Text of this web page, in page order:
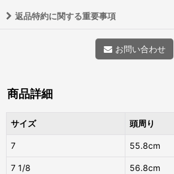
返品特約に関する重要事項
お問い合わせ
商品詳細
サイズ 頭周り
7 55.8cm
7 1/8 56.8cm